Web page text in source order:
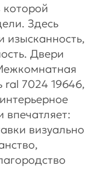
которой
Здесь
изысканность,
Двери
ral 7024 19646,
визуально